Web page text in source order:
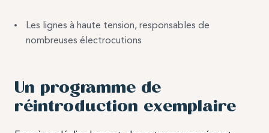
Les lignes à haute tension, responsables de
nombreuses électrocutions
Un programme de
réintroduction exemplaire